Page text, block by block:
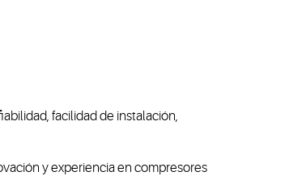
facilidad de instalación,
y experiencia en compresores